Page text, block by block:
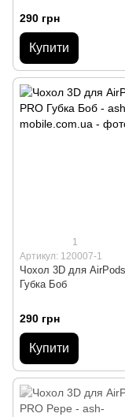
290 грн
Купити
1
Артикул: 120007-1
Чохол 3D для
Губка Боб
290 грн
Купити